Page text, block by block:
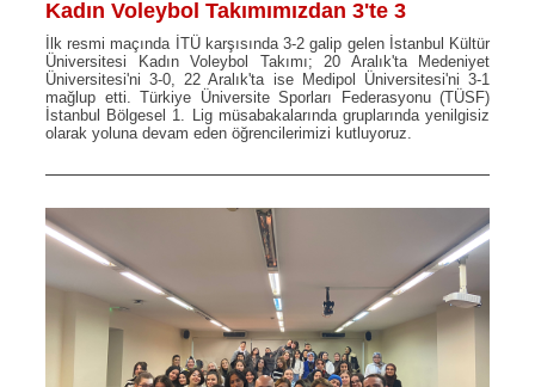
Kadın Voleybol Takımımızdan 3'te 3
İlk resmi maçında İTÜ karşısında 3-2 galip gelen İstanbul Kültür
Üniversitesi Kadın Voleybol Takımı; 20 Aralık'ta Medeniyet
Üniversitesi'ni 3-0, 22 Aralık'ta ise Medipol Üniversitesi'ni 3-1
mağlup etti. Türkiye Üniversite Sporları Federasyonu (TÜSF)
İstanbul Bölgesel 1. Lig müsabakalarında gruplarında yenilgisiz
olarak yoluna devam eden öğrencilerimizi kutluyoruz.